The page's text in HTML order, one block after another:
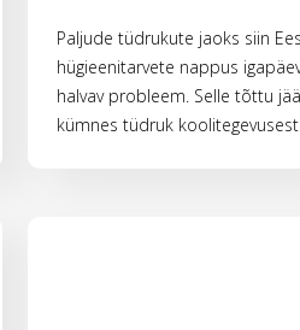
Paljude tüdrukute jaoks siin
hügieenitarvete nappus
halvav probleem. Selle tõttu
kümnes tüdruk